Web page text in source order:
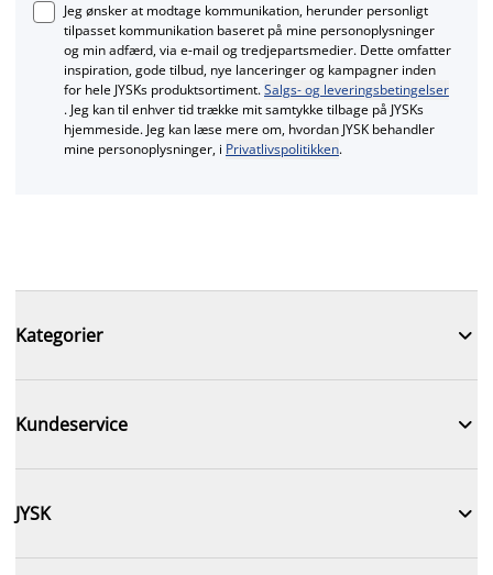
Jeg ønsker at modtage kommunikation, herunder personligt
tilpasset kommunikation baseret på mine personoplysninger
og min adfærd, via e‑mail og tredjepartsmedier. Dette omfatter
inspiration, gode tilbud, nye lanceringer og kampagner inden
for hele JYSKs produktsortiment.Salgs- og leveringsbetingelser
. Jeg kan til enhver tid trække mit samtykke tilbage på JYSKs
hjemmeside. Jeg kan læse mere om, hvordan JYSK behandler
mine personoplysninger, i Privatlivspolitikken.
Kategorier 
Kundeservice 
JYSK 